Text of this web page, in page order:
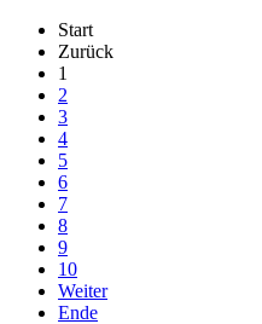
Start
Zurück
1
2
3
4
5
6
7
8
9
10
Weiter
Ende